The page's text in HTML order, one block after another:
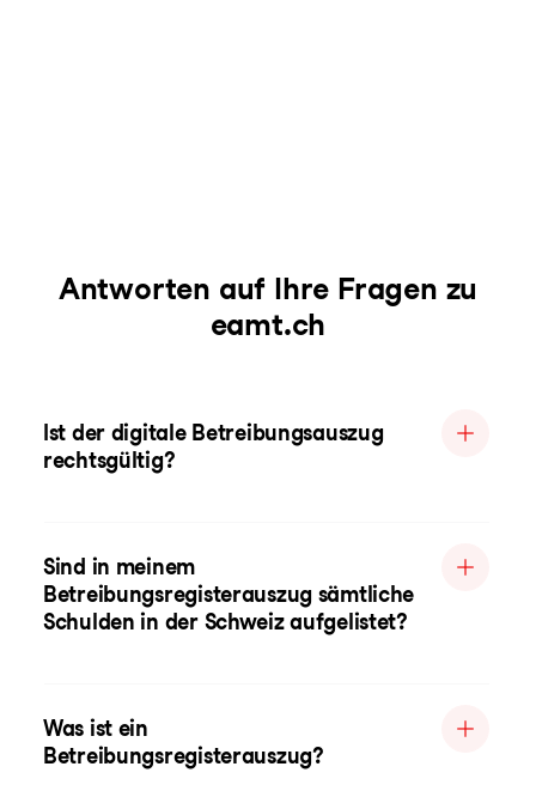
Antworten auf Ihre Fragen zu
eamt.ch
Ist der digitale Betreibungsauszug
rechtsgültig?
Sind in meinem
Betreibungsregisterauszug sämtliche
Schulden in der Schweiz aufgelistet?
Was ist ein
Betreibungsregisterauszug?